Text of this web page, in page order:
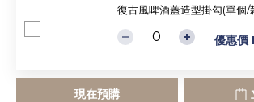
復古風啤酒蓋造型掛勾(單個/
優惠
現在預購